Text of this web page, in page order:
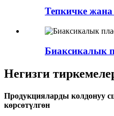
Тепкичке жана
Биаксикалык
Негизги
Продукцияларды колдонуу
көрсөтүлгөн